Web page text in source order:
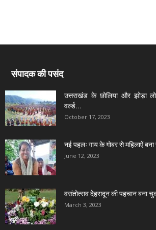
संपादक की पसंद
उत्तराखंड के छोलिया और झोड़ा
वर्ल्ड...
October 17, 2023
नई पहलः गाय के गोबर से महिलाऐं बना
June 12, 2023
वसंतोत्सव देहरादून की पहचान बना
March 3, 2023